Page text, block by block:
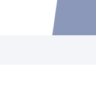
Accéder